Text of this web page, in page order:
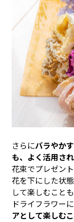
さらにバラやか
も、よく活用さ
花束でプレゼン
花を下にした状
して楽しむことも
ドライフラワー
アとして楽しむ